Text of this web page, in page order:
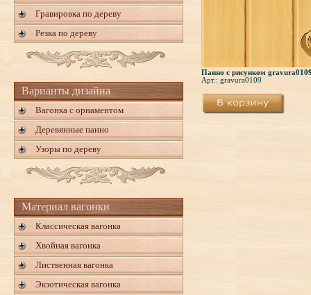
Гравировка по дереву
Резка по дереву
Варианты дизайна
Вагонка с орнаментом
Деревянные панно
Узоры по дереву
Материал вагонки
Классическая вагонка
Хвойная вагонка
Лиственная вагонка
Экзотическая вагонка
Панно с рисунком
Арт.: gravura0109